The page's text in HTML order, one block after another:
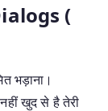
(
भड़ाना।
खुद से है तेरी